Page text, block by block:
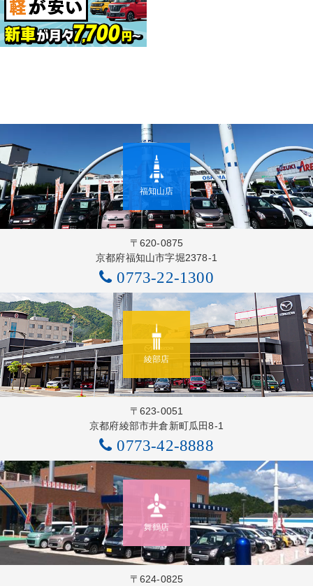
福知山店
〒620-0875
京都府福知山市字堀2378-1
0773-22-1300
綾部店
〒623-0051
京都府綾部市井倉新町瓜田8-1
0773-42-8888
舞鶴店
〒624-0825